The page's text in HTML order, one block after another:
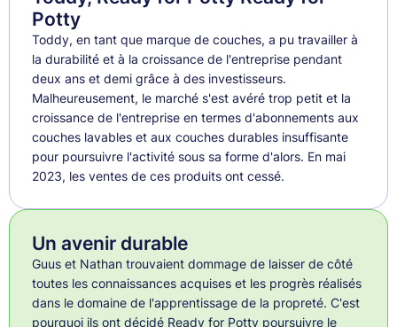
Potty
Toddy, en tant que marque de couches, a pu travailler à
la durabilité et à la croissance de l'entreprise pendant
deux ans et demi grâce à des investisseurs.
Malheureusement, le marché s'est avéré trop petit et la
croissance de l'entreprise en termes d'abonnements aux
couches lavables et aux couches durables insuffisante
pour poursuivre l'activité sous sa forme d'alors. En mai
2023, les ventes de ces produits ont cessé.
Un avenir durable
Guus et Nathan trouvaient dommage de laisser de côté
toutes les connaissances acquises et les progrès réalisés
dans le domaine de l'apprentissage de la propreté. C'est
pourquoi ils ont décidé Ready for Potty poursuivre le